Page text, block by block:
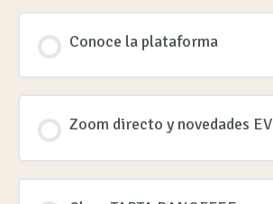
Conoce la plataforma
Zoom directo y novedades EV